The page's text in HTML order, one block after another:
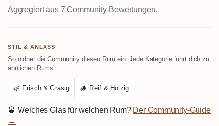
Aggregiert aus 7 Community-Bewertungen.
STIL & ANLASS
So ordnet die Community diesen Rum ein. Jede Kategorie führt dich zu
ähnlichen Rums.
🌿 Frisch & Grasig 🪵 Reif & Holzig
🥃 Welches Glas für welchen Rum? Der Community-Guide
→